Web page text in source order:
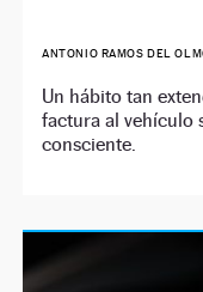
ANTONIO RAMOS DEL
Un hábito tan
factura al vehículo
consciente.